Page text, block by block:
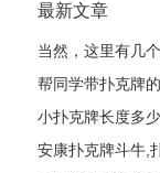
最新文章
当然，这里有几
魔力：精通它们
胜秘诀3. 解锁三
帮同学带扑克牌
小扑克牌长度多
安康扑克牌斗牛,